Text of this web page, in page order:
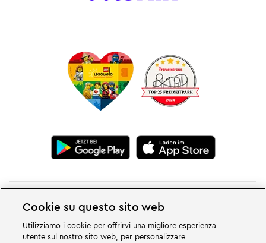
Cookie su questo sito web
Utilizziamo i cookie per offrirvi una migliore esperienza
utente sul nostro sito web, per personalizzare